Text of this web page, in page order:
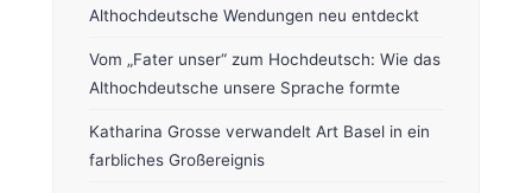
Althochdeutsche Wendungen neu entdeckt
Vom „Fater unser“ zum Hochdeutsch: Wie das
Althochdeutsche unsere Sprache formte
Katharina Grosse verwandelt Art Basel in ein
farbliches Großereignis